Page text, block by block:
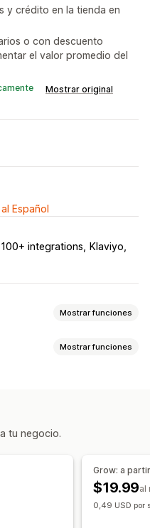
y crédito en la tienda en
o con descuento
el valor promedio del
Mostrar original
Español
integrations
Klaviyo
Mostrar funciones
Portal de devoluciones
Mostrar funciones
Sincronización de pedidos
tu negocio.
Grow: a
$19.99al
0,49 USD por